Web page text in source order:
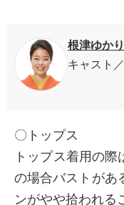
根津ゆかり
キャスト
〇トップス
トップス着用の
の場合バストがあ
ンがやや拾われる